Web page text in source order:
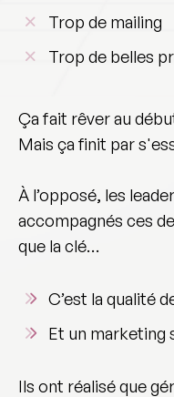
Trop de mailing
Trop de belles
Ça fait rêver au
Mais ça finit par
À l’opposé, les
accompagnés ces
que la clé…
C’est la qualité
Et un marketing
Ils ont réalisé que